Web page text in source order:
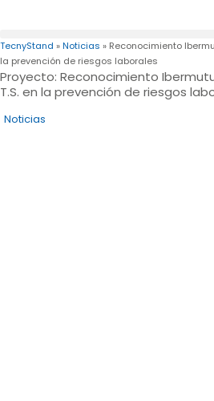
TecnyStand »Noticias » Reconocimiento
la prevención de riesgos laborales
Proyecto: Reconocimiento
T.S. en la prevención de riesgos
Noticias